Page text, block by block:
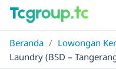
Beranda / Lowongan
Laundry (BSD –